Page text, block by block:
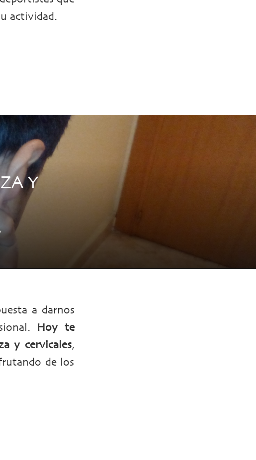
actividad.
Y
a darnos
Hoy te
y cervicales,
de los